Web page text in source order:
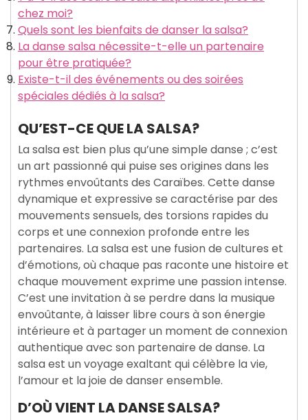
chez moi?
Quels sont les bienfaits de danser la salsa?
La danse salsa nécessite-t-elle un partenaire
pour être pratiquée?
Existe-t-il des événements ou des soirées
spéciales dédiés à la salsa?
QU’EST-CE QUE LA SALSA?
La salsa est bien plus qu’une simple danse ; c’est
un art passionné qui puise ses origines dans les
rythmes envoûtants des Caraïbes. Cette danse
dynamique et expressive se caractérise par des
mouvements sensuels, des torsions rapides du
corps et une connexion profonde entre les
partenaires. La salsa est une fusion de cultures et
d’émotions, où chaque pas raconte une histoire et
chaque mouvement exprime une passion intense.
C’est une invitation à se perdre dans la musique
envoûtante, à laisser libre cours à son énergie
intérieure et à partager un moment de connexion
authentique avec son partenaire de danse. La
salsa est un voyage exaltant qui célèbre la vie,
l’amour et la joie de danser ensemble.
D’OÙ VIENT LA DANSE SALSA?